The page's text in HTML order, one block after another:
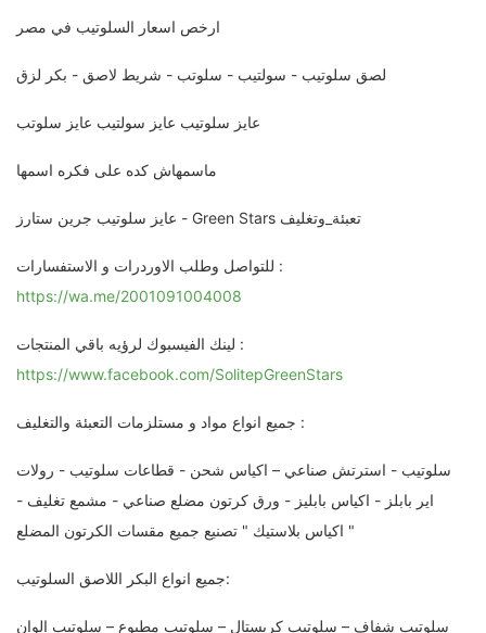
ارخص اسعار السلوتيب في مصر
لصق سلوتيب - سولتيب - سلوتب - شريط لاصق - بكر لزق
عايز سلوتيب عايز سولتيب عايز سلوتب
ماسمهاش كده على فكره اسمها
عايز سلوتيب جرين ستارز - Green Stars تعبئة_وتغليف
للتواصل وطلب الاوردرات و الاستفسارات :
https://wa.me/2001091004008
لينك الفيسبوك لرؤيه باقي المنتجات :
https://www.facebook.com/SolitepGreenStars
جميع انواع مواد و مستلزمات التعبئة والتغليف :
سلوتيب - استرتش صناعي – اكياس شحن - قطاعات سلوتيب - رولات
اير بابلز - اكياس بابليز - ورق كرتون مضلع صناعي - مشمع تغليف -
اكياس بلاستيك " تصنيع جميع مقسات الكرتون المضلع "
جميع انواع البكر اللاصق السلوتيب:
سلوتيب شفاف – سلوتيب كريستال – سلوتيب مطبوع – سلوتيب الوان